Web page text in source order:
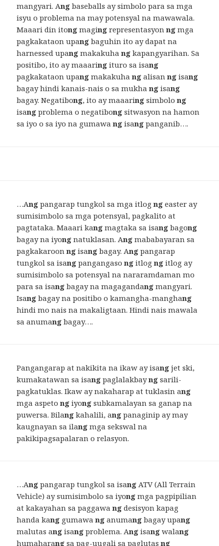
mangyari. Ang baseballs ay simbolo para sa mga
isyu o problema na may potensyal na mawawala.
Maaari din itong maging representasyonng mga
pagkakataon upang baguhin ito ay dapat na
harnessed upang makakuhang kapangyarihan. Sa
positibo, ito ay maaaring ituro sa isang
pagkakataon upang makakuhang alisanng isang
bagay hindi kanais-nais o sa mukhang isang
bagay. Negatibong, ito ay maaaring simbolong
isang problema o negatibong sitwasyon na hamon
sa iyo o sa iyo na gumawang isang panganib….
…Ang pangarap tungkol sa mga itlogng easter ay
sumisimbolo sa mga potensyal, pagkalito at
pagtataka. Maaari kang magtaka sa isang bagong
bagay na iyong natuklasan. Ang mababayaran sa
pagkakaroonng isang bagay. Ang pangarap
tungkol sa isang pangangasong itlogng itlog ay
sumisimbolo sa potensyal na nararamdaman mo
para sa isang bagay na magagandang mangyari.
Isang bagay na positibo o kamangha-manghang
hindi mo nais na makaligtaan. Hindi nais mawala
sa anumang bagay….
Pangangarap at nakikita na ikaw ay isang jet ski,
kumakatawan sa isang paglalakbayng sarili-
pagkatuklas. Ikaw ay nakaharap at tuklasin ang
mga aspetong iyong subkamalayan sa ganap na
puwersa. Bilang kahalili, ang panaginip ay may
kaugnayan sa ilang mga sekswal na
pakikipagsapalaran o relasyon.
…Ang pangarap tungkol sa isang ATV (All Terrain
Vehicle) ay sumisimbolo sa iyong mga pagpipilian
at kakayahan sa paggawang desisyon kapag
handa kang gumawang anumang bagay upang
malutas ang isang problema. Ang isang walang
humaharang sa pag-uugali sa paglutasng